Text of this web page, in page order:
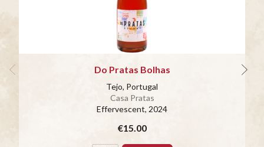
Do Pratas Bolhas
Tejo, Portugal
Casa Pratas
Effervescent, 2024
€15.00